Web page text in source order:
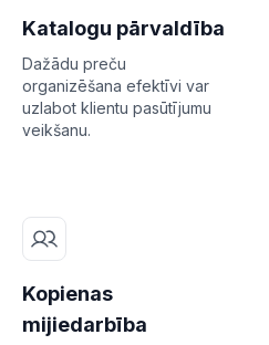
Katalogu pārvaldība
Dažādu preču
organizēšana efektīvi var
uzlabot klientu pasūtījumu
veikšanu.
Kopienas
mijiedarbība